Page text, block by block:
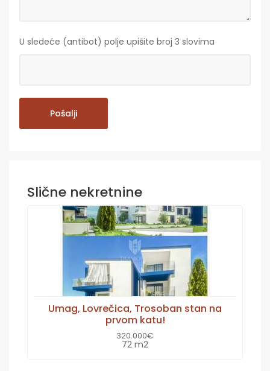
U sledeće (antibot) polje upišite broj 3 slovima
Slične nekretnine
Umag, Lovrečica, Trosoban stan na
prvom katu!
320.000€
72 m2